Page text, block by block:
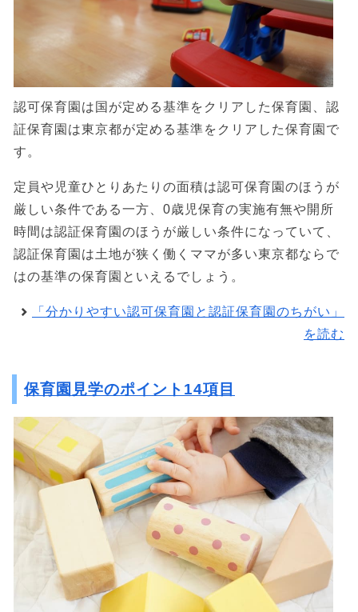
認可保育園は国が定める基準をクリアした保育園、認
証保育園は東京都が定める基準をクリアした保育園で
す。
定員や児童ひとりあたりの面積は認可保育園のほうが
厳しい条件である一方、0歳児保育の実施有無や開所
時間は認証保育園のほうが厳しい条件になっていて、
認証保育園は土地が狭く働くママが多い東京都ならで
はの基準の保育園といえるでしょう。
「分かりやすい認可保育園と認証保育園のちがい」
を読む
保育園見学のポイント14項目